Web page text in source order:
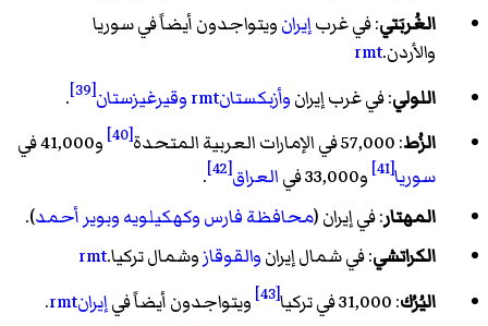
الغُربَتي: في غربإيرانويتواجدون أيضاً في سوريا
والأردن.rmt
اللولي: في غرب إيرانوأزبكستانrmtوقيرغيزستان[39]
.
الزُط: 57,000 في الإمارات العربية المتحدة [40]
و41,000 في
سوريا[41] و33,000 في العراق[42]
.
المهتار: في إيران (محافظة فارسوكهكيلويه وبوير أحمد).
الكراتشي: في شمال إيرانوالقوقازوشمال تركيا.rmt
اليُرُك: 31,000 في تركيا [43] ويتواجدون أيضاً فيإيرانrmt
.